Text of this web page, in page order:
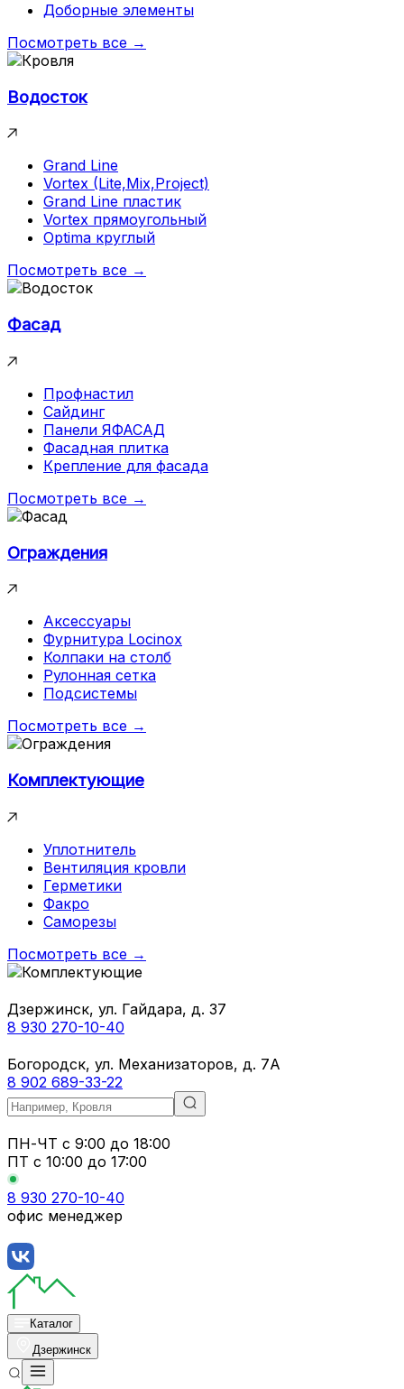
Доборные элементы
Посмотреть все →
Водосток
Grand Line
Vortex (Lite,Mix,Project)
Grand Line пластик
Vortex прямоугольный
Optima круглый
Посмотреть все →
Фасад
Профнастил
Сайдинг
Панели ЯФАСАД
Фасадная плитка
Крепление для фасада
Посмотреть все →
Ограждения
Аксессуары
Фурнитура Locinox
Колпаки на столб
Рулонная сетка
Подсистемы
Посмотреть все →
Комплектующие
Уплотнитель
Вентиляция кровли
Герметики
Факро
Саморезы
Посмотреть все →
Дзержинск, ул. Гайдара, д. 37
8 930 270-10-40
Богородск, ул. Механизаторов, д. 7А
8 902 689-33-22
ПН-ЧТ с 9:00 до 18:00
ПТ с 10:00 до 17:00
8 930 270-10-40
офис менеджер
Каталог
Дзержинск